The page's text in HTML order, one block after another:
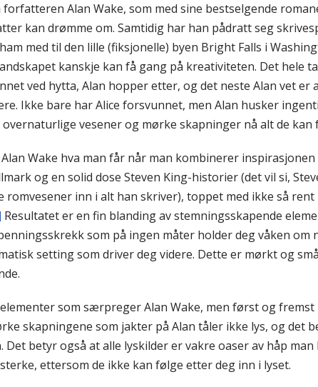
Alan Wake, som med sine bestselgende
kan drømme om. Samtidig har han pådratt seg
med til den lille (fiksjonelle) byen Bright Falls i
kanskje kan få gang på kreativiteten. Det hele
ved hytta, Alan hopper etter, og det neste Alan vet er
Ikke bare har Alice forsvunnet, men Alan husker
vesener og mørke skapninger nå alt de kan
Wake hva man får når man kombinerer
og en solid dose Steven King-historier (det vil si,
romvesener inn i alt han skriver), toppet med ikke så
Resultatet er en fin blanding av stemningsskapende
som på ingen måter holder deg våken
setting som driver deg videre. Dette er mørkt og
som særpreger Alan Wake, men først og
skapningene som jakter på Alan tåler ikke lys, og det
Det betyr også at alle lyskilder er vakre oaser av håp
ettersom de ikke kan følge etter deg inn i lyset.